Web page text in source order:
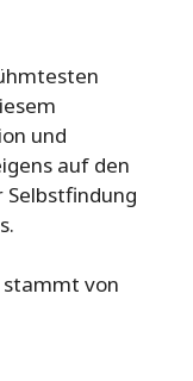
und
auf den
Selbstfindung
stammt von